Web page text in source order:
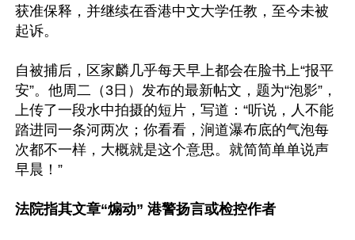
获准保释，并继续在香港中文大学任教，至今未被
起诉。
自被捕后，区家麟几乎每天早上都会在脸书上“报平
安”。他周二（3日）发布的最新帖文，题为“泡影”，
上传了一段水中拍摄的短片，写道：“听说，人不能
踏进同一条河两次；你看看，涧道瀑布底的气泡每
次都不一样，大概就是这个意思。就简简单单说声
早晨！”
法院指其文章“煽动” 港警扬言或检控作者